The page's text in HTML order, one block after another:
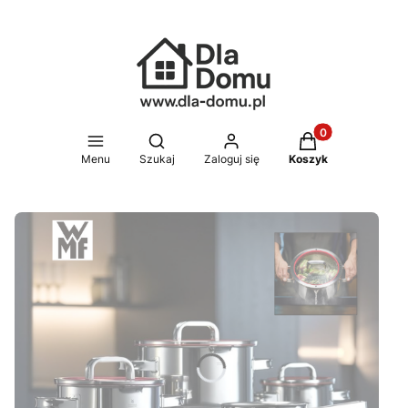
Menu
Otwórz wyszukiwarkę
Szukaj Zaloguj się
Produkty w
Koszyk